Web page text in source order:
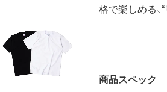
格で楽しめる、
商品スペック